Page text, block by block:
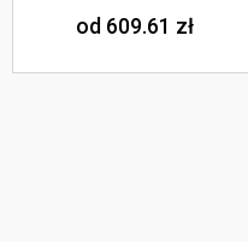
od 609.61 zł